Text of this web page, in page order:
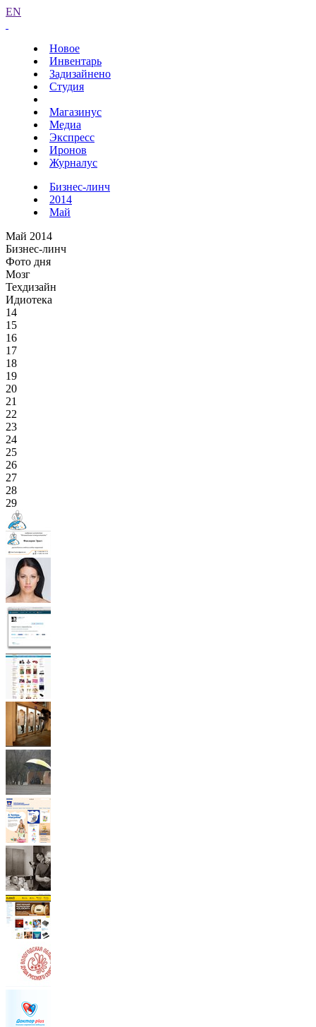
EN
Новое
Инвентарь
Задизайнено
Студия
Магазинус
Медиа
Экспресс
Иронов
Журналус
Бизнес-линч
2014
Май
Май 2014
Бизнес-линч
Фото дня
Мозг
Техдизайн
Идиотека
14
15
16
17
18
19
20
21
22
23
24
25
26
27
28
29